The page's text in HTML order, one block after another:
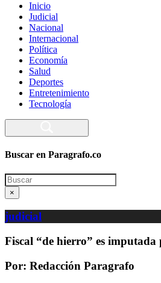
Inicio
Judicial
Nacional
Internacional
Política
Economía
Salud
Deportes
Entretenimiento
Tecnología
Buscar en Paragrafo.co
Search
×
judicial
Fiscal “de hierro” es
Por: Redacción Paragrafo